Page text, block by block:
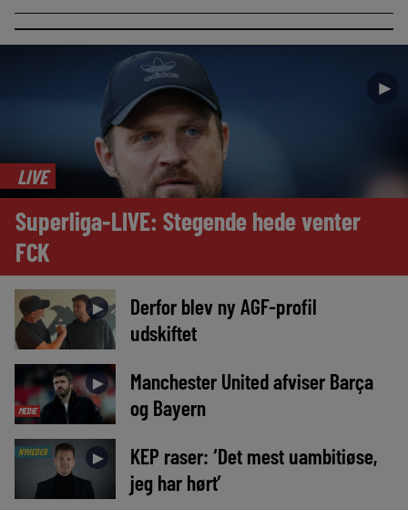
►
LIVE
Superliga-LIVE: Stegende hede venter
FCK
►
Derfor blev ny AGF-profil
udskiftet
MEDIE
►
Manchester United afviser Barça
og Bayern
NYHEDER ►
KEP raser: ‘Det mest uambitiøse,
jeg har hørt’